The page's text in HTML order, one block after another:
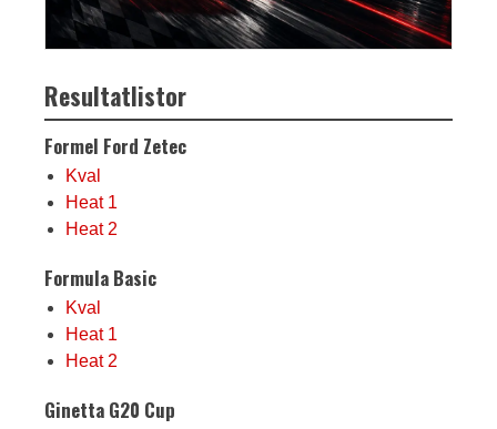
Resultatlistor
Formel Ford Zetec
Kval
Heat 1
Heat 2
Formula Basic
Kval
Heat 1
Heat 2
Ginetta G20 Cup